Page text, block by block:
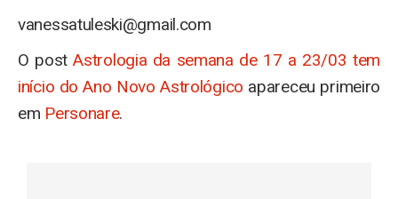
vanessatuleski@gmail.com
O postAstrologia da semana de 17 a 23/03 tem
início do Ano Novo Astrológico apareceu primeiro
em Personare.